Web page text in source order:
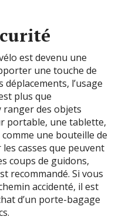
est devenu une
une touche de
l’usage
plus que
ranger des objets
portable, une tablette,
une bouteille de
casses que peuvent
coups de guidons,
recommandé. Si vous
accidenté, il est
d’un porte-bagage